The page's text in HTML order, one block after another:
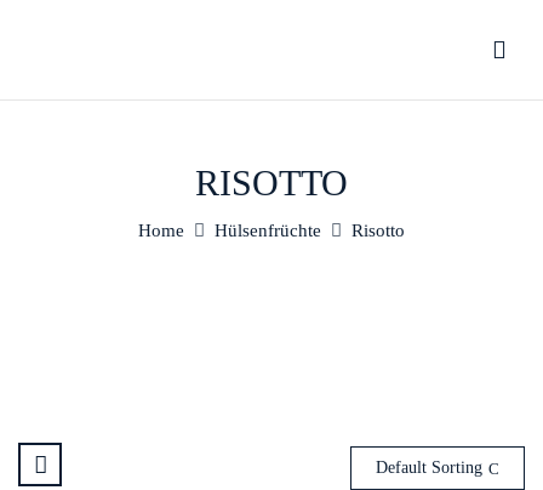
RISOTTO
Home Hülsenfrüchte Risotto
Default Sorting